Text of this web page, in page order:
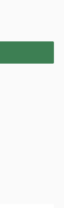
Schaltflächen